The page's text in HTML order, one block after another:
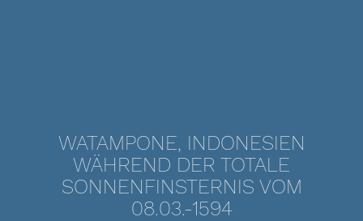
WATAMPONE, INDONESIEN
WÄHREND DER TOTALE
SONNENFINSTERNIS VOM
08.03.-1594